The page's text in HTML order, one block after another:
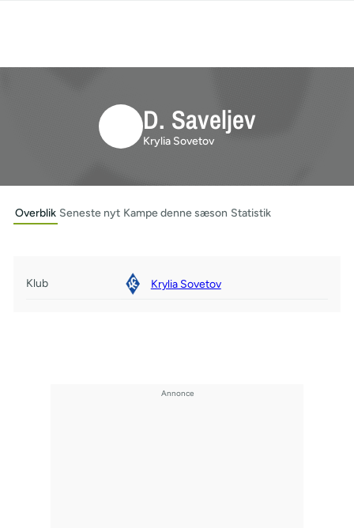
D. Saveljev
Krylia Sovetov
Overblik Seneste nyt Kampe denne sæson Statistik
Klub Krylia Sovetov